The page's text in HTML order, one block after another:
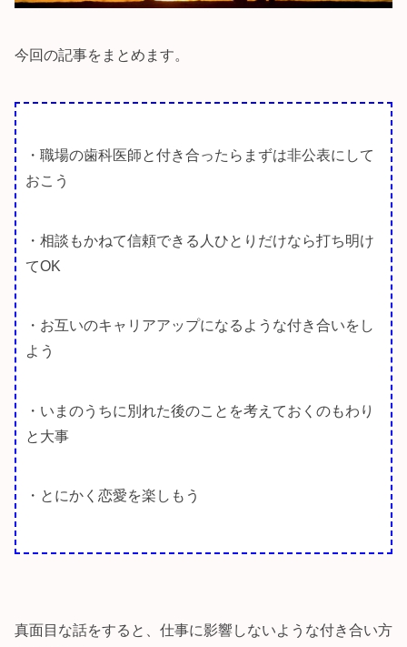
今回の記事をまとめます。
・職場の歯科医師と付き合ったらまずは非公表にして
おこう
・相談もかねて信頼できる人ひとりだけなら打ち明け
てOK
・お互いのキャリアアップになるような付き合いをし
よう
・いまのうちに別れた後のことを考えておくのもわり
と大事
・とにかく恋愛を楽しもう
真面目な話をすると、仕事に影響しないような付き合い方